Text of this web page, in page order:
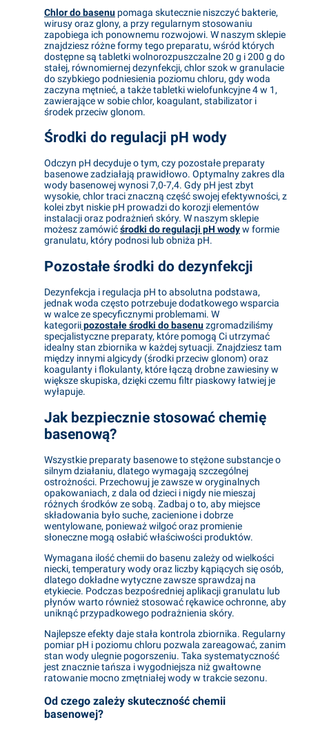
Chlor do basenu pomaga skutecznie niszczyć bakterie,
wirusy oraz glony, a przy regularnym stosowaniu
zapobiega ich ponownemu rozwojowi. W naszym sklepie
znajdziesz różne formy tego preparatu, wśród których
dostępne są tabletki wolnorozpuszczalne 20 g i 200 g do
stałej, równomiernej dezynfekcji, chlor szok w granulacie
do szybkiego podniesienia poziomu chloru, gdy woda
zaczyna mętnieć, a także tabletki wielofunkcyjne 4 w 1,
zawierające w sobie chlor, koagulant, stabilizator i
środek przeciw glonom.
Środki do regulacji pH wody
Odczyn pH decyduje o tym, czy pozostałe preparaty
basenowe zadziałają prawidłowo. Optymalny zakres dla
wody basenowej wynosi 7,0-7,4. Gdy pH jest zbyt
wysokie, chlor traci znaczną część swojej efektywności, z
kolei zbyt niskie pH prowadzi do korozji elementów
instalacji oraz podrażnień skóry. W naszym sklepie
możesz zamówićśrodki do regulacji pH wodyw formie
granulatu, który podnosi lub obniża pH.
Pozostałe środki do dezynfekcji
Dezynfekcja i regulacja pH to absolutna podstawa,
jednak woda często potrzebuje dodatkowego wsparcia
w walce ze specyficznymi problemami. W
kategoriipozostałe środki do basenuzgromadziliśmy
specjalistyczne preparaty, które pomogą Ci utrzymać
idealny stan zbiornika w każdej sytuacji. Znajdziesz tam
między innymi algicydy (środki przeciw glonom) oraz
koagulanty i flokulanty, które łączą drobne zawiesiny w
większe skupiska, dzięki czemu filtr piaskowy łatwiej je
wyłapuje.
Jak bezpiecznie stosować chemię
basenową?
Wszystkie preparaty basenowe to stężone substancje o
silnym działaniu, dlatego wymagają szczególnej
ostrożności. Przechowuj je zawsze w oryginalnych
opakowaniach, z dala od dzieci i nigdy nie mieszaj
różnych środków ze sobą. Zadbaj o to, aby miejsce
składowania było suche, zacienione i dobrze
wentylowane, ponieważ wilgoć oraz promienie
słoneczne mogą osłabić właściwości produktów.
Wymagana ilość chemii do basenu zależy od wielkości
niecki, temperatury wody oraz liczby kąpiących się osób,
dlatego dokładne wytyczne zawsze sprawdzaj na
etykiecie. Podczas bezpośredniej aplikacji granulatu lub
płynów warto również stosować rękawice ochronne, aby
uniknąć przypadkowego podrażnienia skóry.
Najlepsze efekty daje stała kontrola zbiornika. Regularny
pomiar pH i poziomu chloru pozwala zareagować, zanim
stan wody ulegnie pogorszeniu. Taka systematyczność
jest znacznie tańsza i wygodniejsza niż gwałtowne
ratowanie mocno zmętniałej wody w trakcie sezonu.
Od czego zależy skuteczność chemii
basenowej?